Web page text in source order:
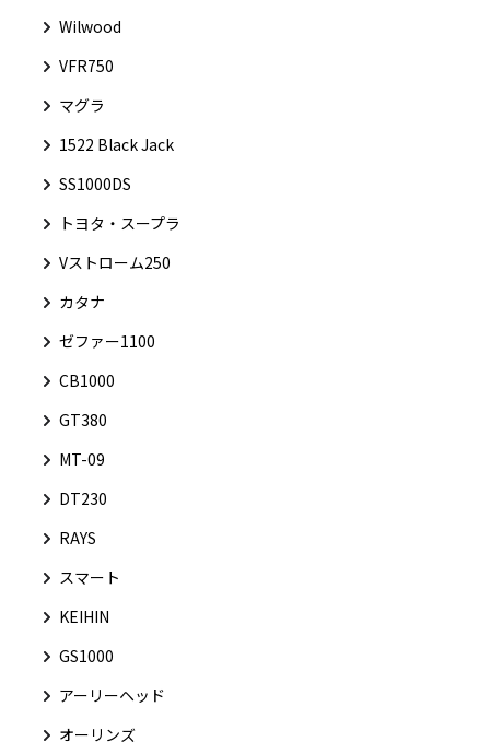
Wilwood
VFR750
マグラ
1522 Black Jack
SS1000DS
トヨタ・スープラ
Vストローム250
カタナ
ゼファー1100
CB1000
GT380
MT-09
DT230
RAYS
スマート
KEIHIN
GS1000
アーリーヘッド
オーリンズ